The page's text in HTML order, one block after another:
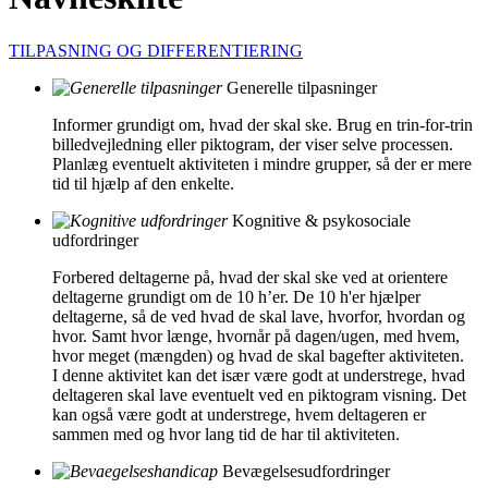
TILPASNING OG DIFFERENTIERING
Generelle tilpasninger
Informer grundigt om, hvad der skal ske. Brug en trin-for-trin
billedvejledning eller piktogram, der viser selve processen.
Planlæg eventuelt aktiviteten i mindre grupper, så der er mere
tid til hjælp af den enkelte.
Kognitive & psykosociale
udfordringer
Forbered deltagerne på, hvad der skal ske ved at orientere
deltagerne grundigt om de 10 h’er. De 10 h'er hjælper
deltagerne, så de ved hvad de skal lave, hvorfor, hvordan og
hvor. Samt hvor længe, hvornår på dagen/ugen, med hvem,
hvor meget (mængden) og hvad de skal bagefter aktiviteten.
I denne aktivitet kan det især være godt at understrege, hvad
deltageren skal lave eventuelt ved en piktogram visning. Det
kan også være godt at understrege, hvem deltageren er
sammen med og hvor lang tid de har til aktiviteten.
Bevægelsesudfordringer